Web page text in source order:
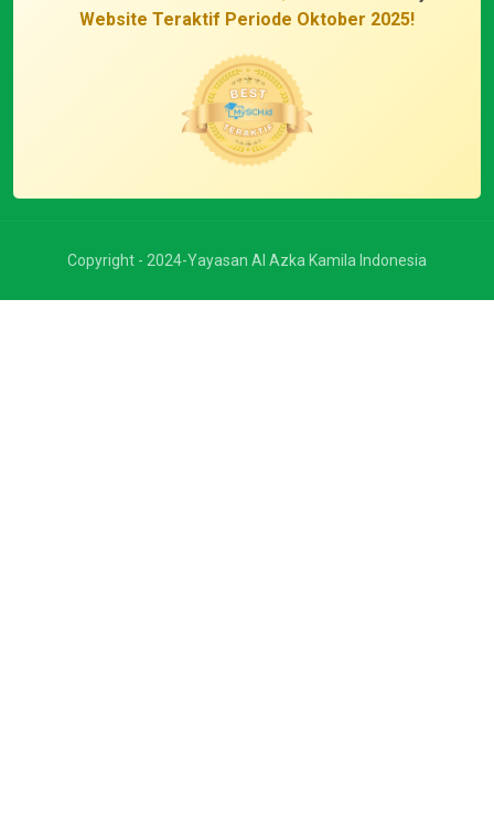
Website Teraktif Periode Oktober 2025!
Copyright - 2024-Yayasan Al Azka Kamila Indonesia